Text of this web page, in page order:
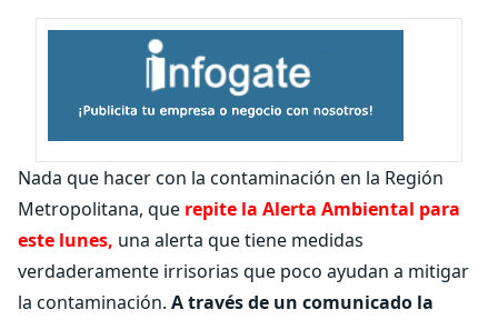
Nada que hacer con la contaminación en la Región
Metropolitana, que repite la Alerta Ambiental para
este lunes, una alerta que tiene medidas
verdaderamente irrisorias que poco ayudan a mitigar
la contaminación. A través de un comunicado la